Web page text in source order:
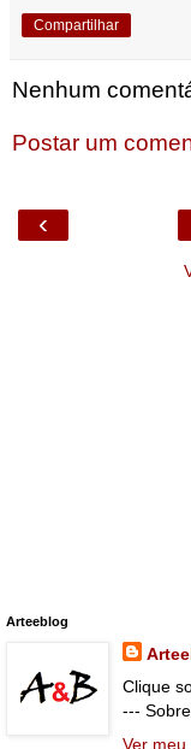
Compartilhar
Nenhum
Postar um
‹
Arteeblog
Clique
---
Ver